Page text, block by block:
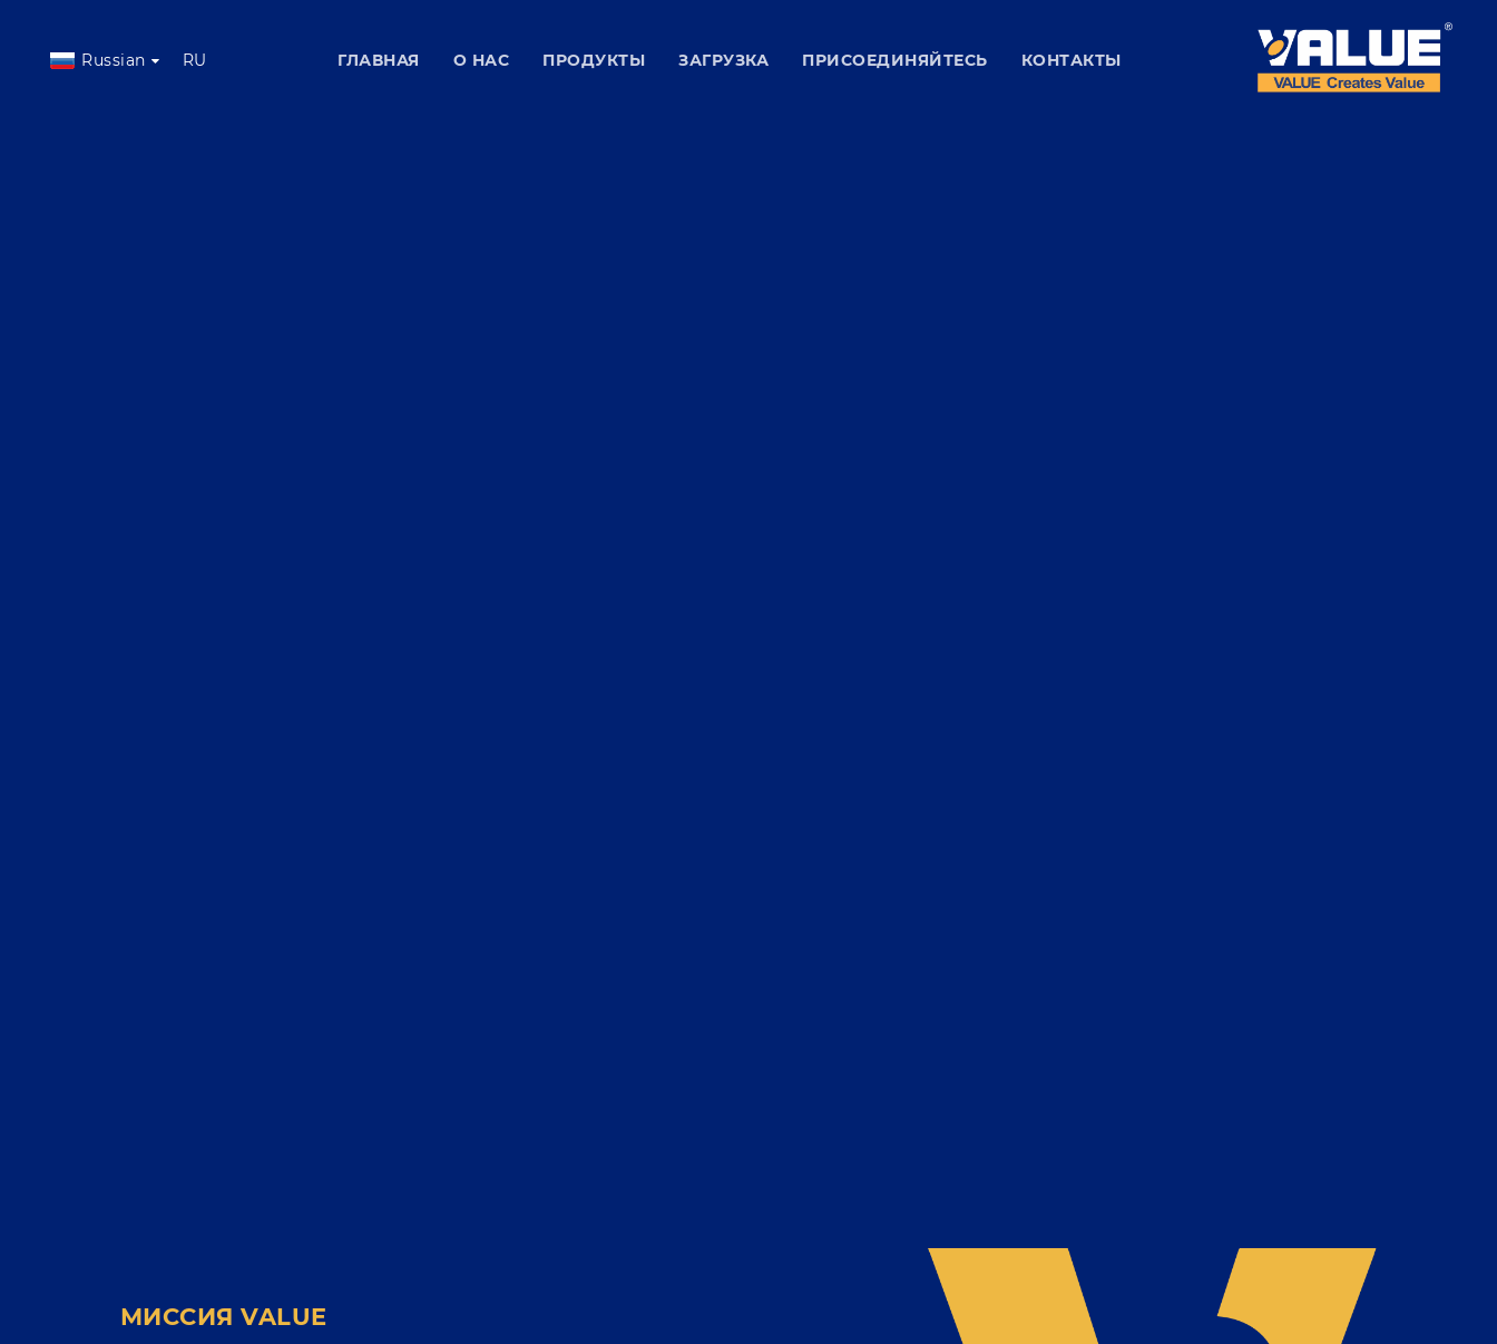
Russian RU ГЛАВНАЯ О НАС ПРОДУКТЫ ЗАГРУЗКА ПРИСОЕДИНЯЙТЕСЬ КОНТАКТЫ
МИССИЯ VALUE